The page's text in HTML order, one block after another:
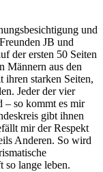
und
JB und
der ersten 50 Seiten
Männern aus den
ihren starken Seiten,
Jeder der vier
– so kommt es mir
gibt ihnen
mir der Respekt
Anderen. So wird
so lange leben.